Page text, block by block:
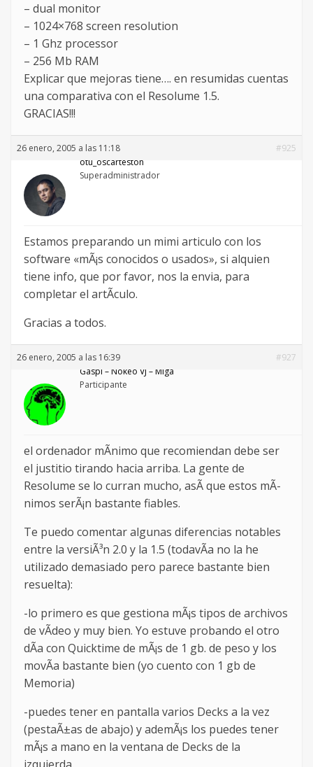
– dual monitor
– 1024×768 screen resolution
– 1 Ghz processor
– 256 Mb RAM
Explicar que mejoras tiene…. en resumidas cuentas
una comparativa con el Resolume 1.5.
GRACIAS!!!
26 enero, 2005 a las 11:18
#925
otu_oscarteston
Superadministrador
Estamos preparando un mimi articulo con los
software «mÃ¡s conocidos o usados», si alquien
tiene info, que por favor, nos la envia, para
completar el artÃ­culo.
Gracias a todos.
26 enero, 2005 a las 16:39
#927
Gaspi – Nökeö VJ – Miga
Participante
el ordenador mÃ­nimo que recomiendan debe ser
el justitio tirando hacia arriba. La gente de
Resolume se lo curran mucho, asÃ­ que estos mÃ­
nimos serÃ¡n bastante fiables.
Te puedo comentar algunas diferencias notables
entre la versiÃ³n 2.0 y la 1.5 (todavÃ­a no la he
utilizado demasiado pero parece bastante bien
resuelta):
-lo primero es que gestiona mÃ¡s tipos de archivos
de vÃ­deo y muy bien. Yo estuve probando el otro
dÃ­a con Quicktime de mÃ¡s de 1 gb. de peso y los
movÃ­a bastante bien (yo cuento con 1 gb de
Memoria)
-puedes tener en pantalla varios Decks a la vez
(pestaÃ±as de abajo) y ademÃ¡s los puedes tener
mÃ¡s a mano en la ventana de Decks de la